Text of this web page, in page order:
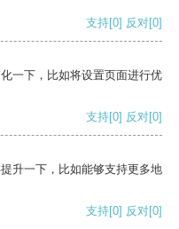
支持[0] 反对[0]
一下，比如将设置页面进行优
支持[0] 反对[0]
升一下，比如能够支持更多地
支持[0] 反对[0]